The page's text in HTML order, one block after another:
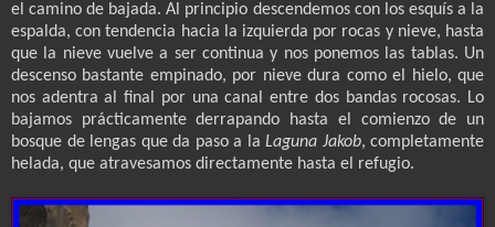
el camino de bajada. Al principio descendemos con los esquís a la
espalda, con tendencia hacia la izquierda por rocas y nieve, hasta
que la nieve vuelve a ser continua y nos ponemos las tablas. Un
descenso bastante empinado, por nieve dura como el hielo, que
nos adentra al final por una canal entre dos bandas rocosas. Lo
bajamos prácticamente derrapando hasta el comienzo de un
bosque de lengas que da paso a la Laguna Jakob, completamente
helada, que atravesamos directamente hasta el refugio.